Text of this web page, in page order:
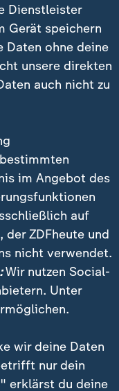
Update
Dienstleister
Gerät speichern
Daten ohne deine
unsere direkten
auch nicht zu
im Angebot des
auf
der ZDFheute und
nicht verwendet.
Wir nutzen Social-
Unter
wir deine Daten
nur dein
erklärst du deine